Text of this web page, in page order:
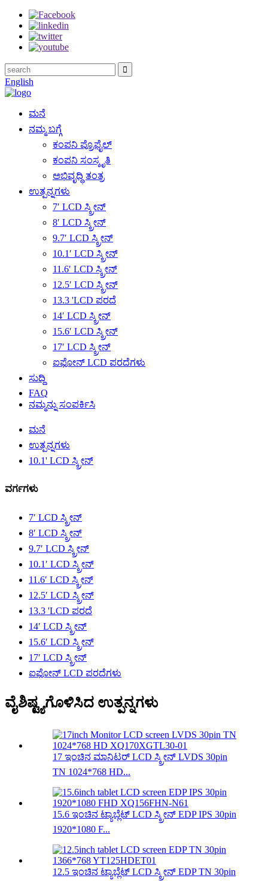
English
ಮನೆ
ನಮ್ಮ ಬಗ್ಗೆ
ಕಂಪನಿ ಪ್ರೊಫೈಲ್
ಕಂಪನಿ ಸಂಸ್ಕೃತಿ
ಅಭಿವೃದ್ಧಿ ತಂತ್ರ
ಉತ್ಪನ್ನಗಳು
7′ LCD ಸ್ಕ್ರೀನ್
8′ LCD ಸ್ಕ್ರೀನ್
9.7′ LCD ಸ್ಕ್ರೀನ್
10.1′ LCD ಸ್ಕ್ರೀನ್
11.6′ LCD ಸ್ಕ್ರೀನ್
12.5′ LCD ಸ್ಕ್ರೀನ್
13.3 'LCD ಪರದೆ
14′ LCD ಸ್ಕ್ರೀನ್
15.6′ LCD ಸ್ಕ್ರೀನ್
17′ LCD ಸ್ಕ್ರೀನ್
ಐಫೋನ್ LCD ಪರದೆಗಳು
ಸುದ್ದಿ
FAQ
ನಮ್ಮನ್ನು ಸಂಪರ್ಕಿಸಿ
ಮನೆ
ಉತ್ಪನ್ನಗಳು
10.1' LCD ಸ್ಕ್ರೀನ್
ವರ್ಗಗಳು
7′ LCD ಸ್ಕ್ರೀನ್
8′ LCD ಸ್ಕ್ರೀನ್
9.7′ LCD ಸ್ಕ್ರೀನ್
10.1′ LCD ಸ್ಕ್ರೀನ್
11.6′ LCD ಸ್ಕ್ರೀನ್
12.5′ LCD ಸ್ಕ್ರೀನ್
13.3 'LCD ಪರದೆ
14′ LCD ಸ್ಕ್ರೀನ್
15.6′ LCD ಸ್ಕ್ರೀನ್
17′ LCD ಸ್ಕ್ರೀನ್
ಐಫೋನ್ LCD ಪರದೆಗಳು
ವೈಶಿಷ್ಟ್ಯಗೊಳಿಸಿದ ಉತ್ಪನ್ನಗಳು
17 ಇಂಚಿನ ಮಾನಿಟರ್ LCD ಸ್ಕ್ರೀನ್ LVDS 30pin
TN 1024*768 HD...
15.6 ಇಂಚಿನ ಟ್ಯಾಬ್ಲೆಟ್ LCD ಸ್ಕ್ರೀನ್ EDP IPS 30pin
1920*1080 F...
12.5 ಇಂಚಿನ ಟ್ಯಾಬ್ಲೆಟ್ LCD ಸ್ಕ್ರೀನ್ EDP TN 30pin